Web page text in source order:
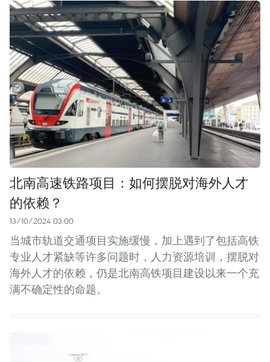
北南高速铁路项目：如何摆脱对海外人才
的依赖？
13/10/2024 03:00
当城市轨道交通项目实施缓慢，加上遇到了包括高铁
专业人才紧缺等许多问题时，人力资源培训，摆脱对
海外人才的依赖，仍是北南高铁项目建设以来一个充
满不确定性的命题。